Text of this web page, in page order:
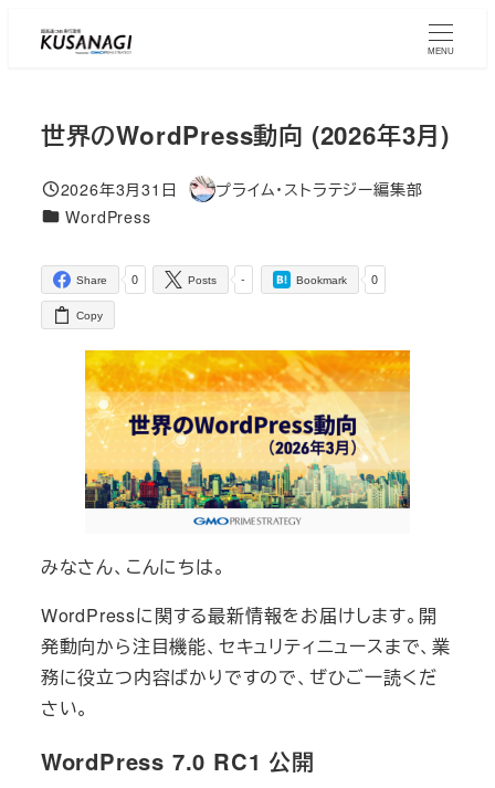
Skip
MENU
世界のWordPress動向 (2026年3月)
Published
2026年3月31日
Author
プライム・ストラテジー編集部
コラムカテゴリ
WordPress
0
Share -
Posts 0
Bookmark
Copy
みなさん、こんにちは。
WordPressに関する最新情報をお届けします。開
発動向から注目機能、セキュリティニュースまで、業
務に役立つ内容ばかりですので、ぜひご一読くだ
さい。
WordPress 7.0 RC1 公開